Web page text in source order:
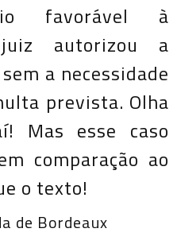
favorável à
autorizou a
a necessidade
prevista. Olha
Mas esse caso
comparação ao
o texto!
de Bordeaux